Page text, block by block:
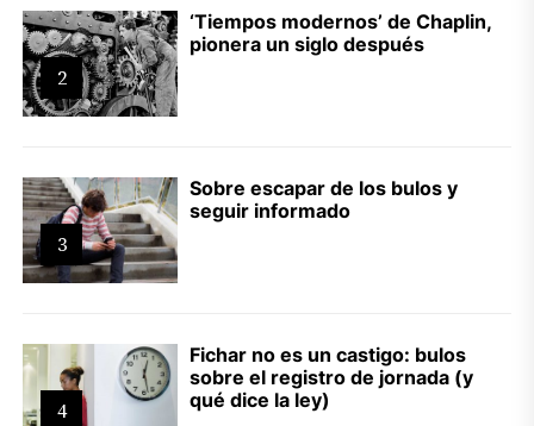
2
‘Tiempos modernos’ de Chaplin,
pionera un siglo después
3
Sobre escapar de los bulos y
seguir informado
4
Fichar no es un castigo: bulos
sobre el registro de jornada (y
qué dice la ley)